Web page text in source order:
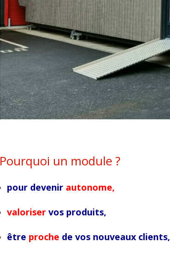
Pourquoi un module ?
pour devenir autonome,
valoriser vos produits,
être proche de vos nouveaux clients,